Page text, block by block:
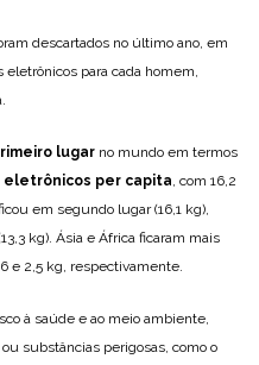
descartados no último ano, em
eletrônicos para cada homem,
lugar no mundo em termos
eletrônicos per capita, com 16,2
em segundo lugar (16,1 kg),
kg). Ásia e África ficaram mais
e 2,5 kg, respectivamente.
à saúde e ao meio ambiente,
substâncias perigosas, como o